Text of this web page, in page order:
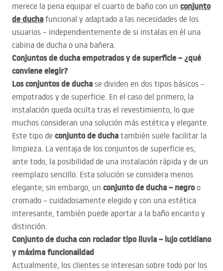
merece la pena equipar el cuarto de baño con un conjunto
de ducha funcional y adaptado a las necesidades de los
usuarios – independientemente de si instalas en él una
cabina de ducha o una bañera.
Conjuntos de ducha empotrados y de superficie – ¿qué
conviene elegir?
Los conjuntos de ducha se dividen en dos tipos básicos –
empotrados y de superficie. En el caso del primero, la
instalación queda oculta tras el revestimiento, lo que
muchos consideran una solución más estética y elegante.
Este tipo de conjunto de ducha también suele facilitar la
limpieza. La ventaja de los conjuntos de superficie es,
ante todo, la posibilidad de una instalación rápida y de un
reemplazo sencillo. Esta solución se considera menos
elegante; sin embargo, un conjunto de ducha – negroo
cromado – cuidadosamente elegido y con una estética
interesante, también puede aportar a la bañ̃o encanto y
distinción.
Conjunto de ducha con rociador tipo lluvia – lujo cotidiano
y máxima funcionalidad
Actualmente, los clientes se interesan sobre todo por los